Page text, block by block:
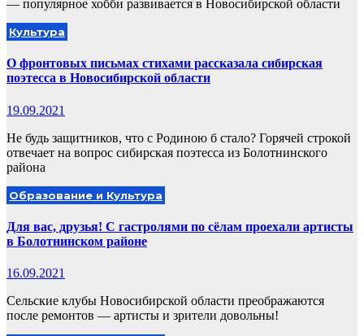
— популярное хобби развивается в Новосибирской области
Культура
О фронтовых письмах стихами рассказала сибирская
поэтесса в Новосибирской области
19.09.2021
Не будь защитников, что с Родиною б стало? Горячей строкой
отвечает на вопрос сибирская поэтесса из Болотнинского
района
Образование и Культура
Для вас, друзья! С гастролями по сёлам проехали артисты
в Болотнинском районе
16.09.2021
Сельские клубы Новосибирской области преображаются
после ремонтов — артисты и зрители довольны!